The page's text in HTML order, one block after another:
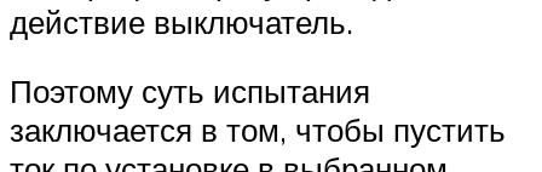
действие выключатель.
Поэтому суть испытания
заключается в том, чтобы пустить